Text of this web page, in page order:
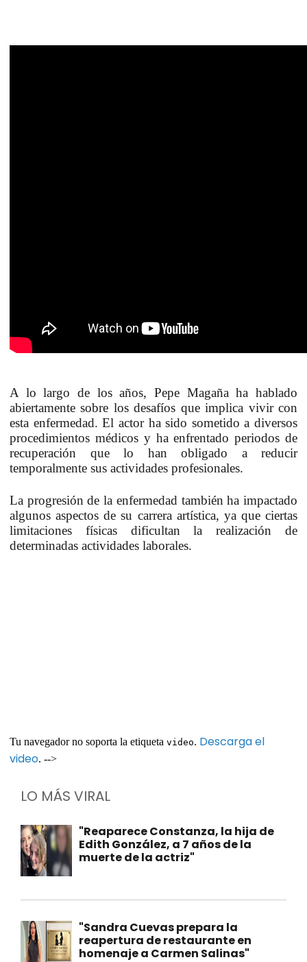
A lo largo de los años, Pepe Magaña ha hablado
abiertamente sobre los desafíos que implica vivir con
esta enfermedad. El actor ha sido sometido a diversos
procedimientos médicos y ha enfrentado periodos de
recuperación que lo han obligado a reducir
temporalmente sus actividades profesionales.
La progresión de la enfermedad también ha impactado
algunos aspectos de su carrera artística, ya que ciertas
limitaciones físicas dificultan la realización de
determinadas actividades laborales.
Tu navegador no soporta la etiqueta video. Descarga el
video. -->
LO MÁS VIRAL
"Reaparece Constanza, la hija de
Edith González, a 7 años de la
muerte de la actriz"
"Sandra Cuevas prepara la
reapertura de restaurante en
homenaje a Carmen Salinas"